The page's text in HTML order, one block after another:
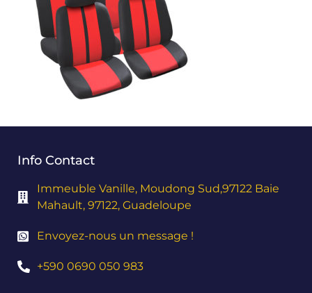
Info Contact
Immeuble Vanille, Moudong Sud,97122 Baie
Mahault, 97122, Guadeloupe
Envoyez-nous un message !
+590 0690 050 983